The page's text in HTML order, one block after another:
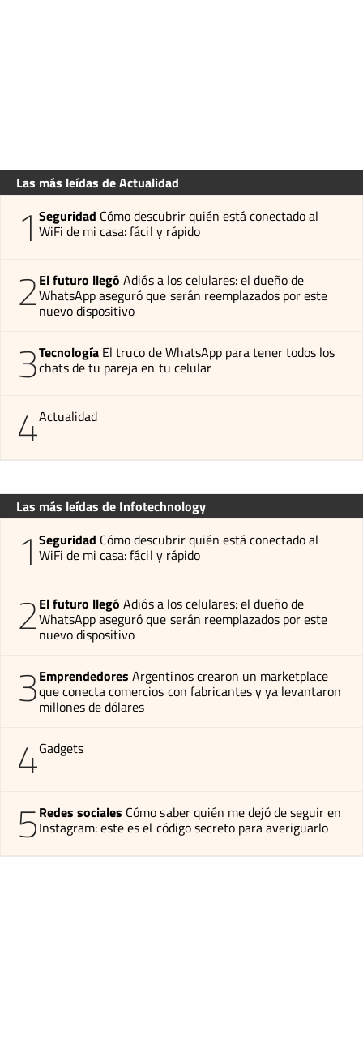
Las más leídas de Actualidad
1 Seguridad Cómo descubrir quién está conectado al
WiFi de mi casa: fácil y rápido
2El futuro llegó Adiós a los celulares: el dueño de
WhatsApp aseguró que serán reemplazados por este
nuevo dispositivo
3Tecnología El truco de WhatsApp para tener todos los
chats de tu pareja en tu celular
4Actualidad
Las más leídas de Infotechnology
1 Seguridad Cómo descubrir quién está conectado al
WiFi de mi casa: fácil y rápido
2El futuro llegó Adiós a los celulares: el dueño de
WhatsApp aseguró que serán reemplazados por este
nuevo dispositivo
3Emprendedores Argentinos crearon un marketplace
que conecta comercios con fabricantes y ya levantaron
millones de dólares
4Gadgets
5Redes sociales Cómo saber quién me dejó de seguir en
Instagram: este es el código secreto para averiguarlo